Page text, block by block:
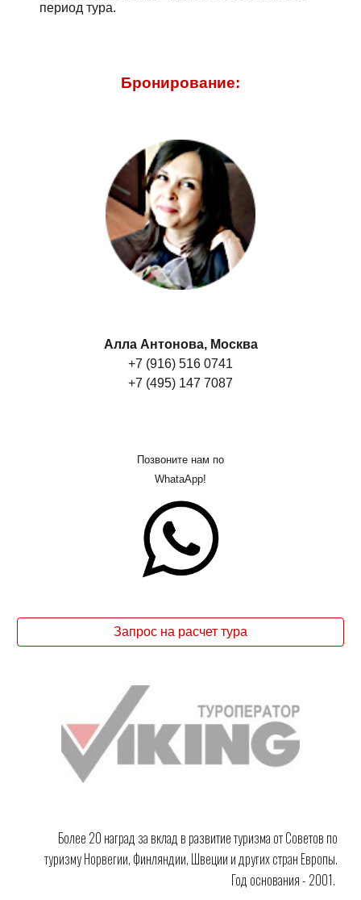
период тура.
Бронирование:
Алла Антонова, Москва
+7 (916) 516 0741
+7 (495) 147 7087
Позвоните нам по
WhataApp!
Запрос на расчет тура
Более 20 наград за вклад в развитие туризма от Советов по
туризму Норвегии, Финляндии, Швеции и других стран Европы.
Год основания - 2001.